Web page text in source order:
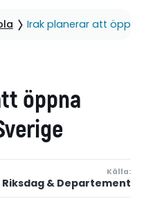
Irak planerar att öppna
öppna
Källa:
Riksdag & Departement